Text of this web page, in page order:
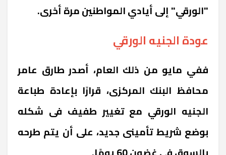
"الورقي" إلى أيادي المواطنين مرة أخرى.
عودة الجنيه الورقي
ففي مايو من ذلك العام، أصدر طارق عامر
محافظ البنك المركزى، قرارًا بإعادة طباعة
الجنيه الورقي مع تغيير طفيف فى شكله
بوضع شريط تأمينى جديد، على أن يتم طرحه